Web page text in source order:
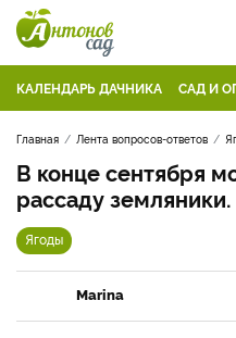
КАЛЕНДАРЬ ДАЧНИКА САД И
Главная Лента вопросов-ответов
В конце сентября
рассаду
Ягоды
Marina